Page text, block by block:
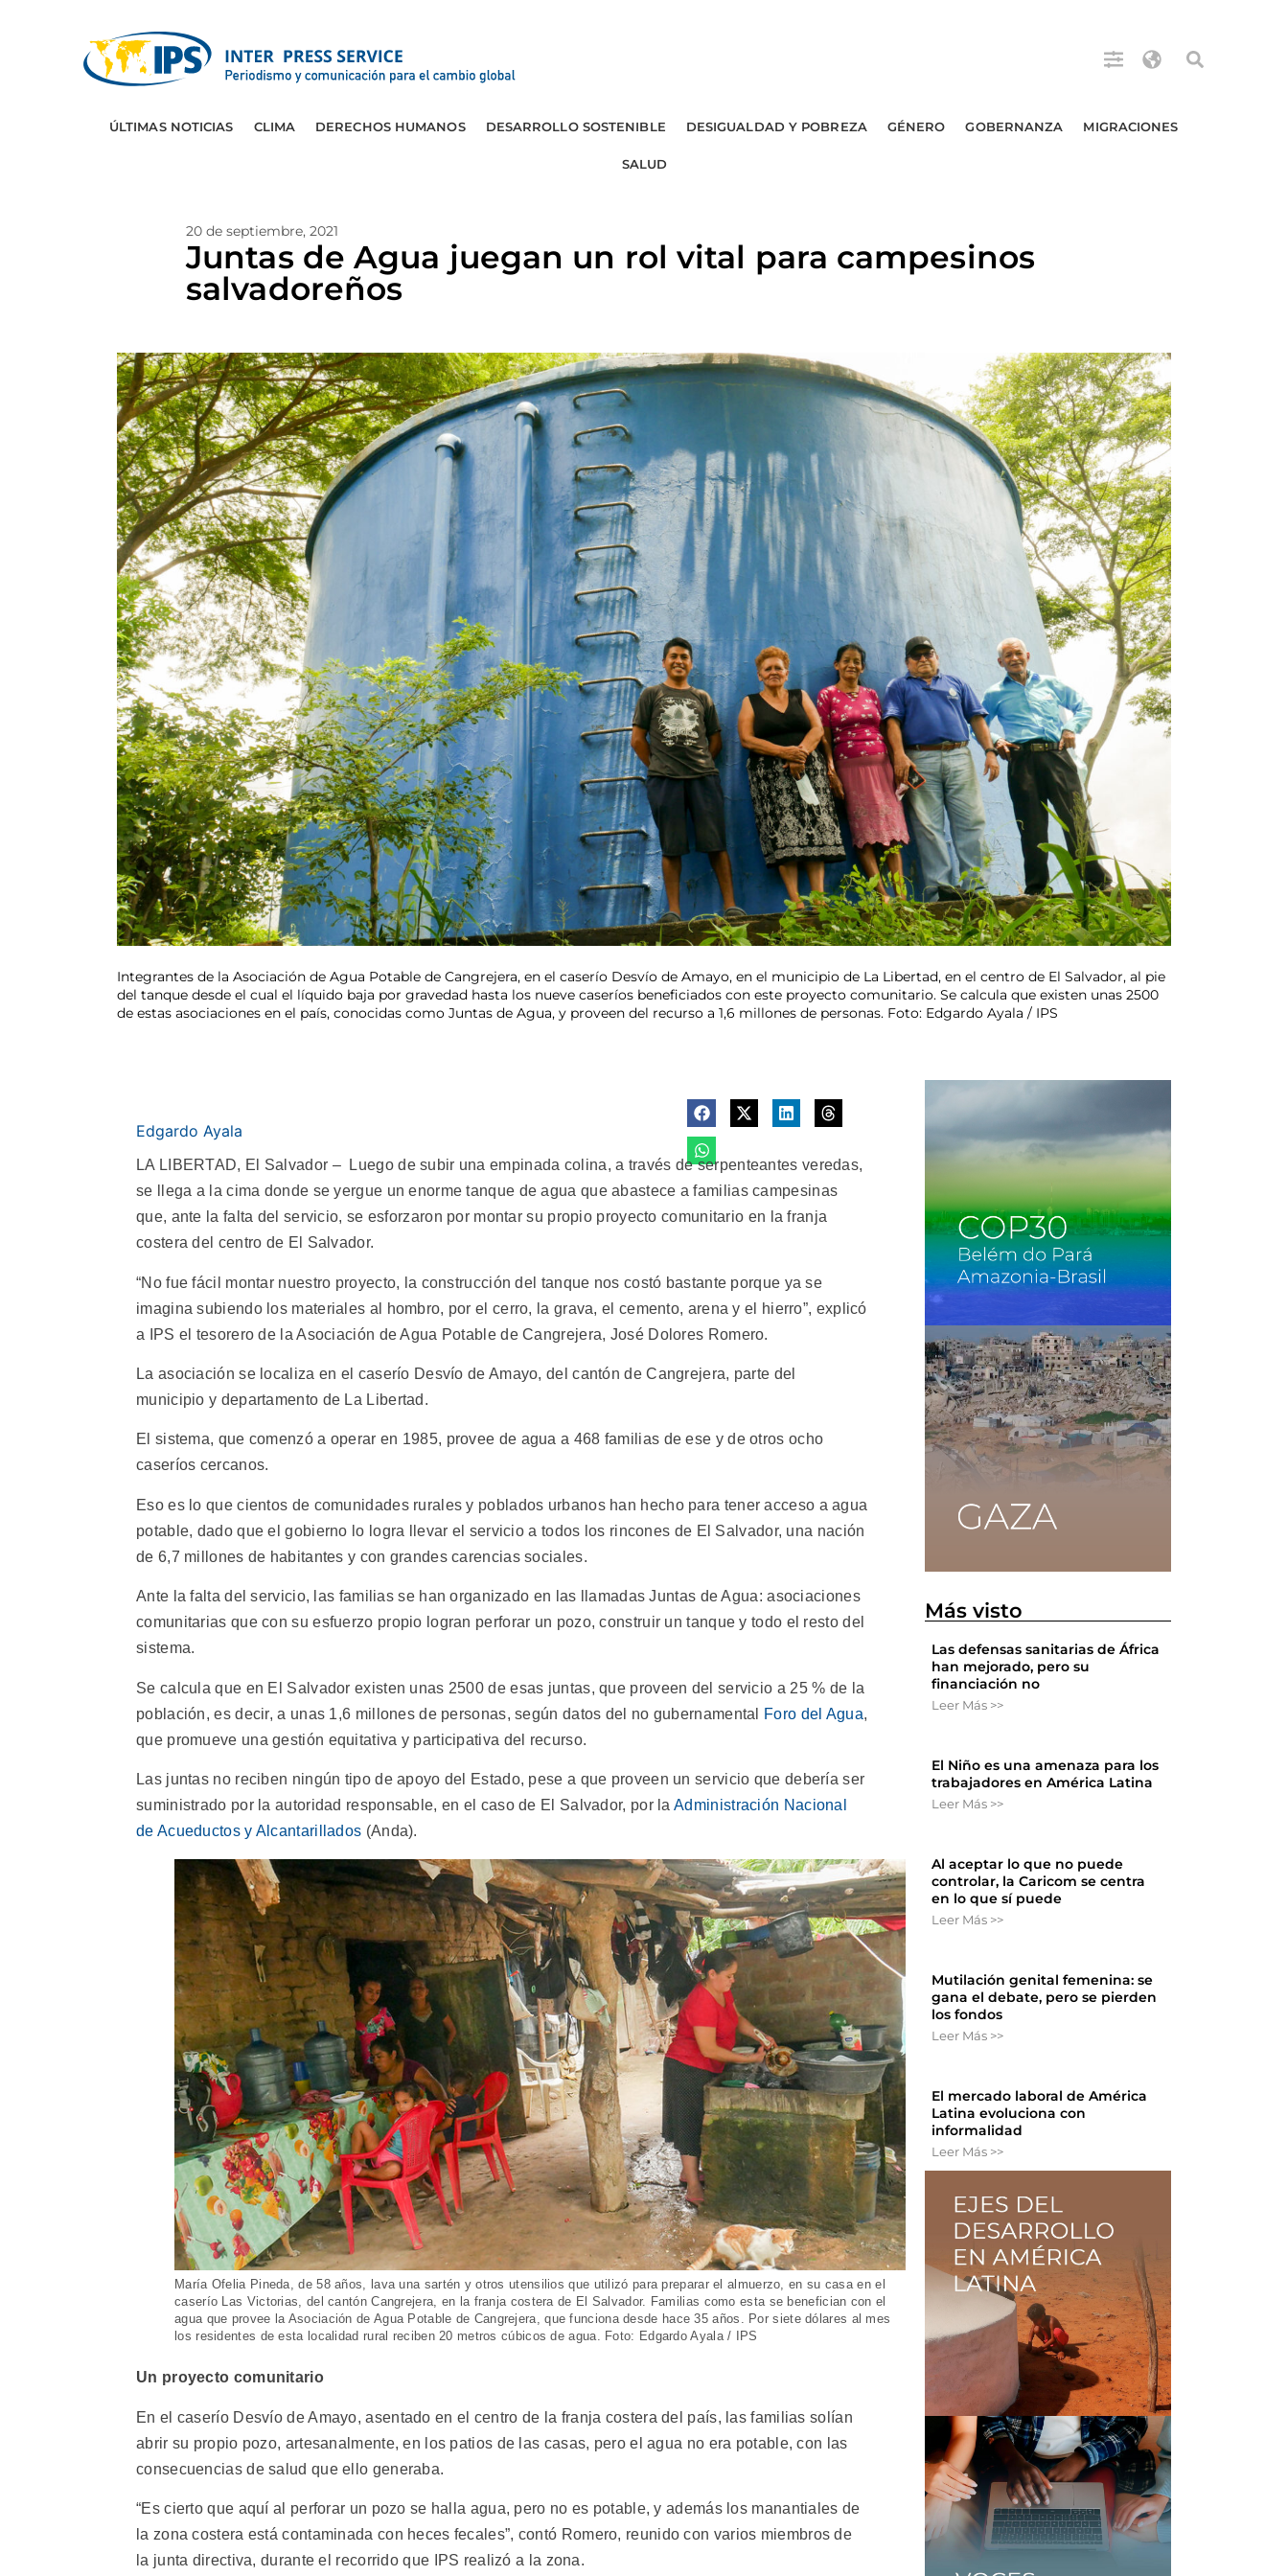
ÚLTIMAS NOTICIAS CLIMA DERECHOS HUMANOS DESARROLLO SOSTENIBLE DESIGUALDAD Y POBREZA GÉNERO GOBERNANZA MIGRACIONES
SALUD
20 de septiembre, 2021
Juntas de Agua juegan un rol vital para campesinos
salvadoreños
Integrantes de la Asociación de Agua Potable de Cangrejera, en el caserío Desvío de Amayo, en el municipio de La Libertad, en el centro de El Salvador, al pie
del tanque desde el cual el líquido baja por gravedad hasta los nueve caseríos beneficiados con este proyecto comunitario. Se calcula que existen unas 2500
de estas asociaciones en el país, conocidas como Juntas de Agua, y proveen del recurso a 1,6 millones de personas. Foto: Edgardo Ayala / IPS
Edgardo Ayala
LA LIBERTAD, El Salvador – Luego de subir una empinada colina, a través de serpenteantes veredas,
se llega a la cima donde se yergue un enorme tanque de agua que abastece a familias campesinas
que, ante la falta del servicio, se esforzaron por montar su propio proyecto comunitario en la franja
costera del centro de El Salvador.
“No fue fácil montar nuestro proyecto, la construcción del tanque nos costó bastante porque ya se
imagina subiendo los materiales al hombro, por el cerro, la grava, el cemento, arena y el hierro”, explicó
a IPS el tesorero de la Asociación de Agua Potable de Cangrejera, José Dolores Romero.
La asociación se localiza en el caserío Desvío de Amayo, del cantón de Cangrejera, parte del
municipio y departamento de La Libertad.
El sistema, que comenzó a operar en 1985, provee de agua a 468 familias de ese y de otros ocho
caseríos cercanos.
Eso es lo que cientos de comunidades rurales y poblados urbanos han hecho para tener acceso a agua
potable, dado que el gobierno lo logra llevar el servicio a todos los rincones de El Salvador, una nación
de 6,7 millones de habitantes y con grandes carencias sociales.
Ante la falta del servicio, las familias se han organizado en las llamadas Juntas de Agua: asociaciones
comunitarias que con su esfuerzo propio logran perforar un pozo, construir un tanque y todo el resto del
sistema.
Se calcula que en El Salvador existen unas 2500 de esas juntas, que proveen del servicio a 25 % de la
población, es decir, a unas 1,6 millones de personas, según datos del no gubernamental
Foro del Agua,
que promueve una gestión equitativa y participativa del recurso.
Las juntas no reciben ningún tipo de apoyo del Estado, pese a que proveen un servicio que debería ser
suministrado por la autoridad responsable, en el caso de El Salvador, por laAdministración Nacional
de Acueductos y Alcantarillados (Anda).
María Ofelia Pineda, de 58 años, lava una sartén y otros utensilios que utilizó para preparar el almuerzo, en su casa en el
caserío Las Victorias, del cantón Cangrejera, en la franja costera de El Salvador. Familias como esta se benefician con el
agua que provee la Asociación de Agua Potable de Cangrejera, que funciona desde hace 35 años. Por siete dólares al mes
los residentes de esta localidad rural reciben 20 metros cúbicos de agua. Foto: Edgardo Ayala / IPS
Un proyecto comunitario
En el caserío Desvío de Amayo, asentado en el centro de la franja costera del país, las familias solían
abrir su propio pozo, artesanalmente, en los patios de las casas, pero el agua no era potable, con las
consecuencias de salud que ello generaba.
“Es cierto que aquí al perforar un pozo se halla agua, pero no es potable, y además los manantiales de
la zona costera está contaminada con heces fecales”, contó Romero, reunido con varios miembros de
la junta directiva, durante el recorrido que IPS realizó a la zona.
Más visto
Las defensas sanitarias de África
han mejorado, pero su
financiación no
Leer Más >>
El Niño es una amenaza para los
trabajadores en América Latina
Leer Más >>
Al aceptar lo que no puede
controlar, la Caricom se centra
en lo que sí puede
Leer Más >>
Mutilación genital femenina: se
gana el debate, pero se pierden
los fondos
Leer Más >>
El mercado laboral de América
Latina evoluciona con
informalidad
Leer Más >>